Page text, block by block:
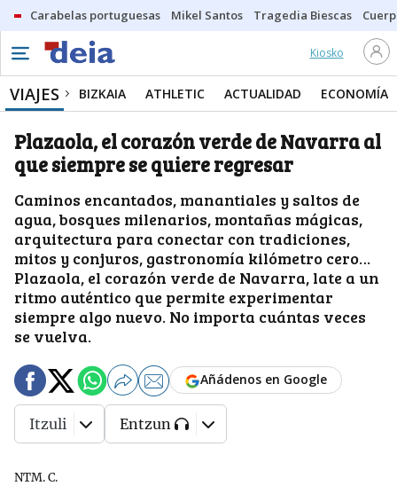
Carabelas portuguesas Mikel Santos Tragedia Biescas
Kiosko
VIAJES BIZKAIA ATHLETIC ACTUALIDAD ECONOMÍA
Plazaola, el corazón verde de Navarra al
que siempre se quiere regresar
Caminos encantados, manantiales y saltos de
agua, bosques milenarios, montañas mágicas,
arquitectura para conectar con tradiciones,
mitos y conjuros, gastronomía kilómetro cero…
Plazaola, el corazón verde de Navarra, late a un
ritmo auténtico que permite experimentar
siempre algo nuevo. No importa cuántas veces
se vuelva.
NTM. C.
Añádenos en Google
Itzuli Entzun